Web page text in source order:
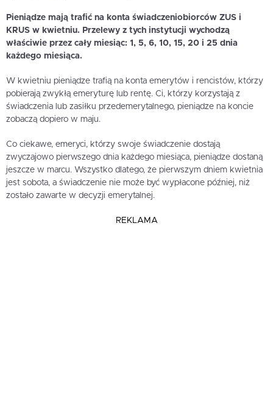
Pieniądze mają trafić na konta świadczeniobiorców ZUS i
KRUS w kwietniu. Przelewy z tych instytucji wychodzą
właściwie przez cały miesiąc: 1, 5, 6, 10, 15, 20 i 25 dnia
każdego miesiąca.
W kwietniu pieniądze trafią na konta emerytów i rencistów, którzy
pobierają zwykłą emeryturę lub rentę. Ci, którzy korzystają z
świadczenia lub zasiłku przedemerytalnego, pieniądze na koncie
zobaczą dopiero w maju.
Co ciekawe, emeryci, którzy swoje świadczenie dostają
zwyczajowo pierwszego dnia każdego miesiąca, pieniądze dostaną
jeszcze w marcu. Wszystko dlatego, że pierwszym dniem kwietnia
jest sobota, a świadczenie nie może być wypłacone później, niż
zostało zawarte w decyzji emerytalnej.
REKLAMA